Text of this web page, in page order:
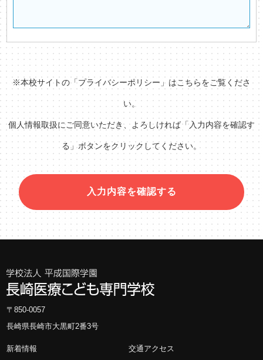
※本校サイトの「プライバシーポリシー 」はこちらをご覧くださ
い。
個人情報取扱にご同意いただき、よろしければ「入力内容を確認す
る」ボタンをクリックしてください。
〒850-0057
長崎県長崎市大黒町2番3号
新着情報
交通アクセス